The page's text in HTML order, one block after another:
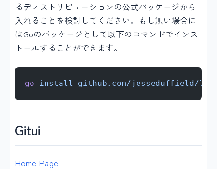
るディストリビューションの公式パッケージから
入れることを検討してください。もし無い場合に
はGoのパッケージとして以下のコマンドでインス
トールすることができます。
go install github.com/jesseduffield/
Gitui
Home Page